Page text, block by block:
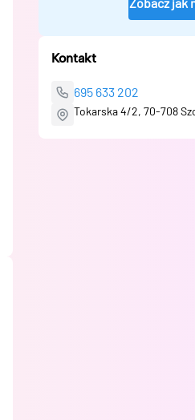
Kontakt
695 633 202
Tokarska 4/2, 70-708